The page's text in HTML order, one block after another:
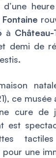
à
demi de
ce
cure de
est
pour une